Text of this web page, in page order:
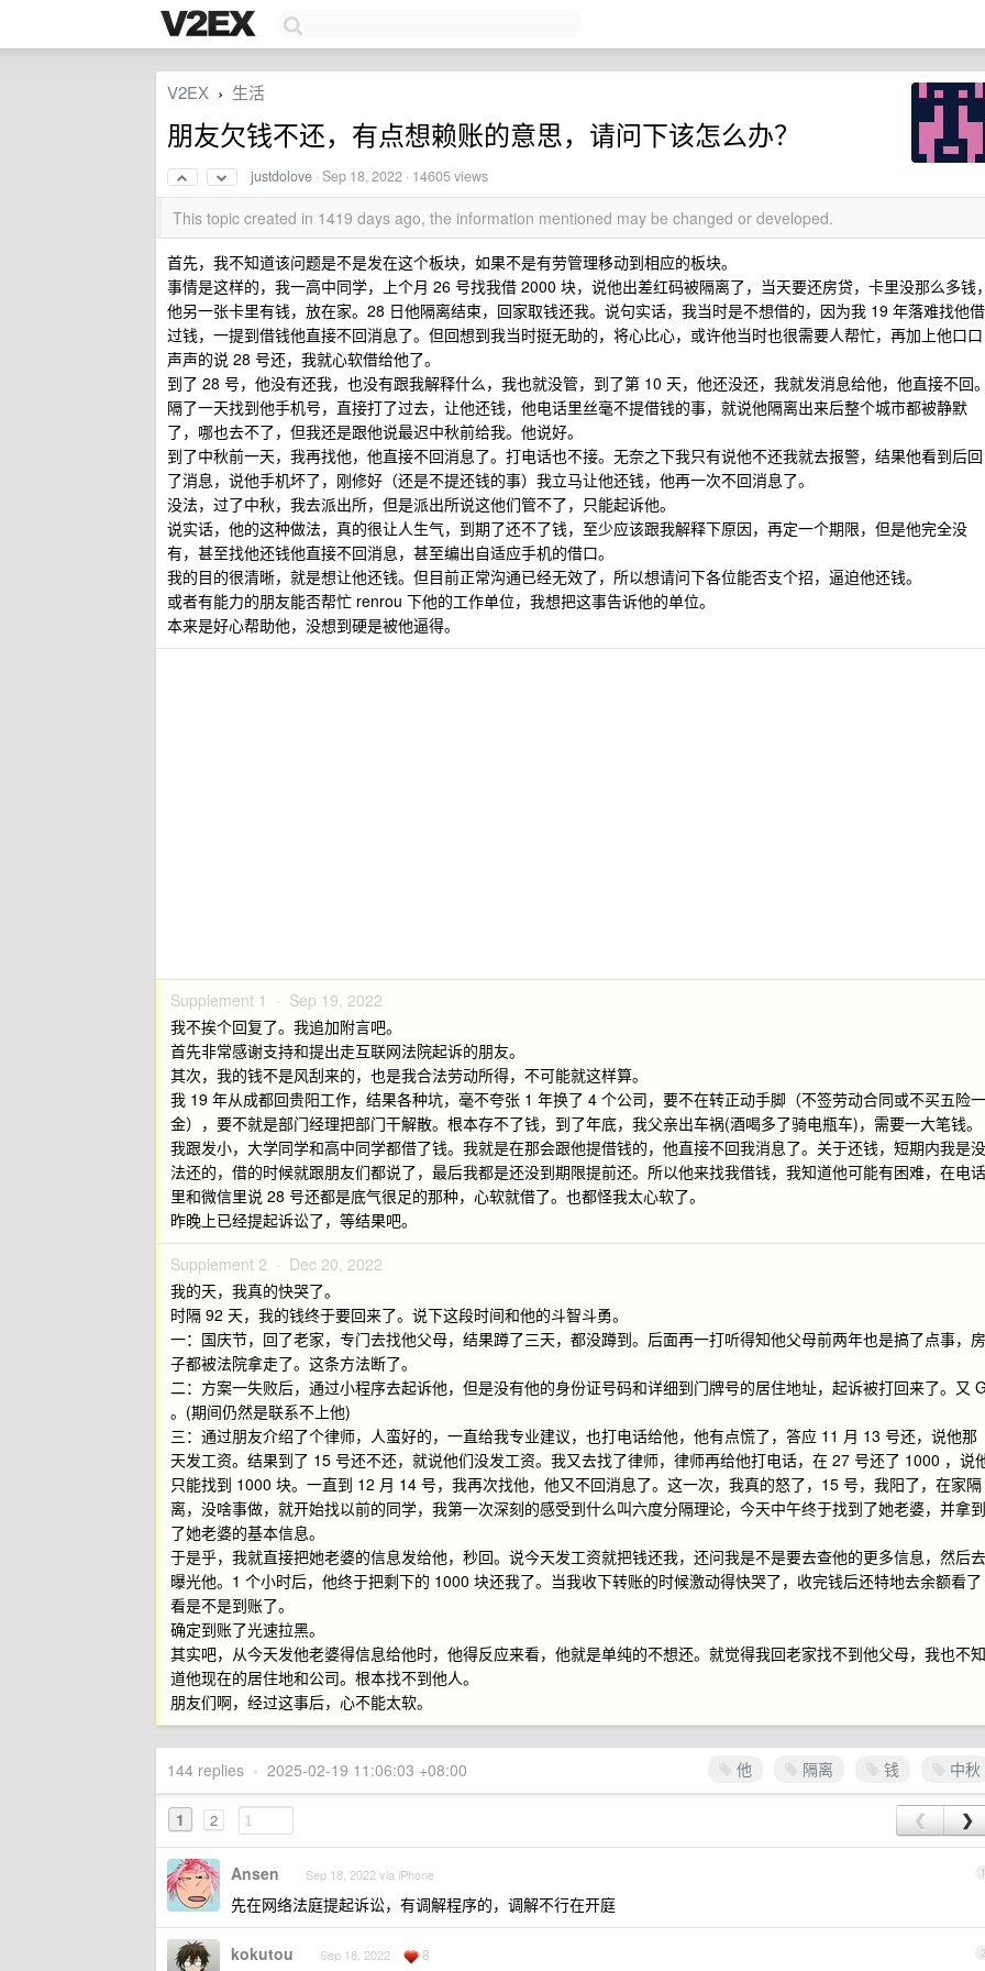
V2EX › 生活
朋友欠钱不还，有点想赖账的意思，请问下该怎么办？
justdolove ·Sep 18, 2022 · 14605 views
This topic created in 1419 days ago, the information mentioned may be changed or developed.
首先，我不知道该问题是不是发在这个板块，如果不是有劳管理移动到相应的板块。
事情是这样的，我一高中同学，上个月 26 号找我借 2000 块，说他出差红码被隔离了，当天要还房贷，卡里没那么多钱，
他另一张卡里有钱，放在家。28 日他隔离结束，回家取钱还我。说句实话，我当时是不想借的，因为我 19 年落难找他借
过钱，一提到借钱他直接不回消息了。但回想到我当时挺无助的，将心比心，或许他当时也很需要人帮忙，再加上他口口
声声的说 28 号还，我就心软借给他了。
到了 28 号，他没有还我，也没有跟我解释什么，我也就没管，到了第 10 天，他还没还，我就发消息给他，他直接不回。
隔了一天找到他手机号，直接打了过去，让他还钱，他电话里丝毫不提借钱的事，就说他隔离出来后整个城市都被静默
了，哪也去不了，但我还是跟他说最迟中秋前给我。他说好。
到了中秋前一天，我再找他，他直接不回消息了。打电话也不接。无奈之下我只有说他不还我就去报警，结果他看到后回
了消息，说他手机坏了，刚修好（还是不提还钱的事）我立马让他还钱，他再一次不回消息了。
没法，过了中秋，我去派出所，但是派出所说这他们管不了，只能起诉他。
说实话，他的这种做法，真的很让人生气，到期了还不了钱，至少应该跟我解释下原因，再定一个期限，但是他完全没
有，甚至找他还钱他直接不回消息，甚至编出自适应手机的借口。
我的目的很清晰，就是想让他还钱。但目前正常沟通已经无效了，所以想请问下各位能否支个招，逼迫他还钱。
或者有能力的朋友能否帮忙 renrou 下他的工作单位，我想把这事告诉他的单位。
本来是好心帮助他，没想到硬是被他逼得。
Supplement 1 · Sep 19, 2022
我不挨个回复了。我追加附言吧。
首先非常感谢支持和提出走互联网法院起诉的朋友。
其次，我的钱不是风刮来的，也是我合法劳动所得，不可能就这样算。
我 19 年从成都回贵阳工作，结果各种坑，毫不夸张 1 年换了 4 个公司，要不在转正动手脚（不签劳动合同或不买五险一
金），要不就是部门经理把部门干解散。根本存不了钱，到了年底，我父亲出车祸(酒喝多了骑电瓶车)，需要一大笔钱。
我跟发小，大学同学和高中同学都借了钱。我就是在那会跟他提借钱的，他直接不回我消息了。关于还钱，短期内我是没
法还的，借的时候就跟朋友们都说了，最后我都是还没到期限提前还。所以他来找我借钱，我知道他可能有困难，在电话
里和微信里说 28 号还都是底气很足的那种，心软就借了。也都怪我太心软了。
昨晚上已经提起诉讼了，等结果吧。
Supplement 2 · Dec 20, 2022
我的天，我真的快哭了。
时隔 92 天，我的钱终于要回来了。说下这段时间和他的斗智斗勇。
一：国庆节，回了老家，专门去找他父母，结果蹲了三天，都没蹲到。后面再一打听得知他父母前两年也是搞了点事，房
子都被法院拿走了。这条方法断了。
二：方案一失败后，通过小程序去起诉他，但是没有他的身份证号码和详细到门牌号的居住地址，起诉被打回来了。又 G
。(期间仍然是联系不上他)
三：通过朋友介绍了个律师，人蛮好的，一直给我专业建议，也打电话给他，他有点慌了，答应 11 月 13 号还，说他那
天发工资。结果到了 15 号还不还，就说他们没发工资。我又去找了律师，律师再给他打电话，在 27 号还了 1000 ，说
只能找到 1000 块。一直到 12 月 14 号，我再次找他，他又不回消息了。这一次，我真的怒了，15 号，我阳了，在家隔
离，没啥事做，就开始找以前的同学，我第一次深刻的感受到什么叫六度分隔理论，今天中午终于找到了她老婆，并拿到
了她老婆的基本信息。
于是乎，我就直接把她老婆的信息发给他，秒回。说今天发工资就把钱还我，还问我是不是要去查他的更多信息，然后去
曝光他。1 个小时后，他终于把剩下的 1000 块还我了。当我收下转账的时候激动得快哭了，收完钱后还特地去余额看了
看是不是到账了。
确定到账了光速拉黑。
其实吧，从今天发他老婆得信息给他时，他得反应来看，他就是单纯的不想还。就觉得我回老家找不到他父母，我也不知
道他现在的居住地和公司。根本找不到他人。
朋友们啊，经过这事后，心不能太软。
他 隔离 钱 中秋
144 replies • 2025-02-19 11:06:03 +08:00
1 2 ❮ ❯
1
Ansen Sep 18, 2022 via iPhone
先在网络法庭提起诉讼，有调解程序的，调解不行在开庭
2
kokutou Sep 18, 2022 8